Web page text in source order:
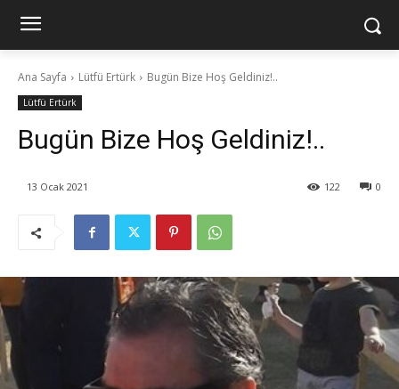
Ana Sayfa Lütfü Ertürk Bugün Bize Hoş Geldiniz!..
Lütfü Ertürk
Bugün Bize Hoş Geldiniz!..
13 Ocak 2021 0
122